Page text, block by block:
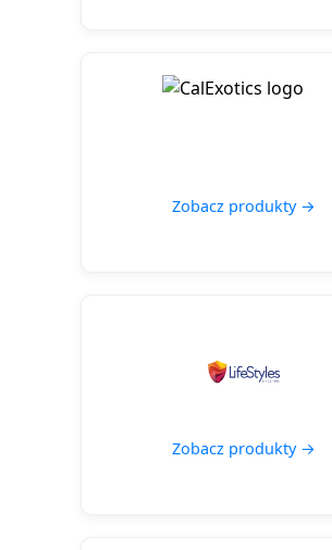
Zobacz produkty →
Zobacz produkty →